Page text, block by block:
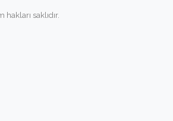
saklıdır.